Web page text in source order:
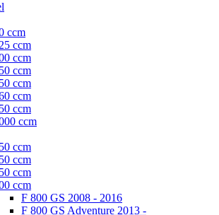
ccm
ccm
ccm
ccm
ccm
ccm
ccm
ccm
ccm
ccm
ccm
ccm
F 800 GS 2008 - 2016
F 800 GS Adventure 2013 -